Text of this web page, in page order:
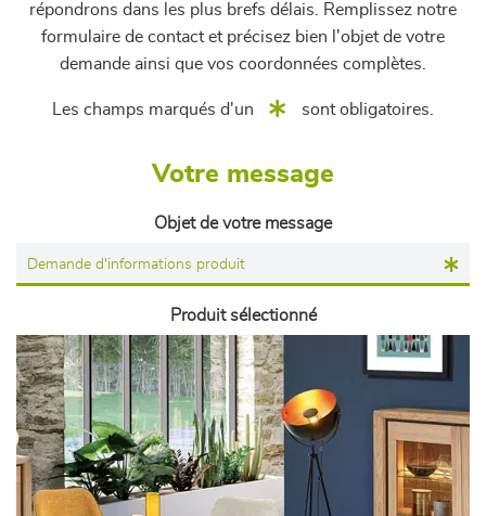
répondrons dans les plus brefs délais. Remplissez notre
formulaire de contact et précisez bien l'objet de votre
demande ainsi que vos coordonnées complètes.
Les champs marqués d'un sont obligatoires.
Votre message
Objet de votre message
Produit sélectionné